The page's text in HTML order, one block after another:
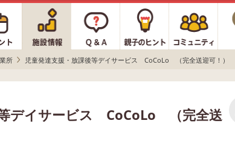
所 児童発達支援・放課後等デイサービス CoCoLo （完全送迎可！）
等デイサービス CoCoLo （完全送